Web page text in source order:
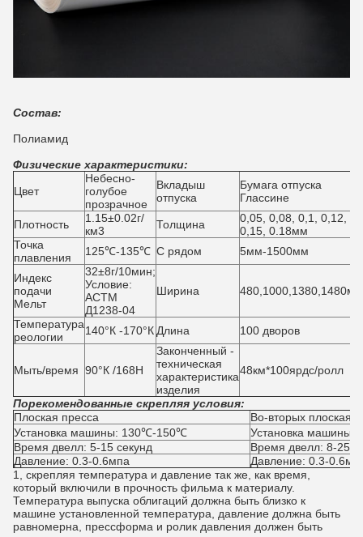
Состав:
Полиамид
Физические характеристики:
Цвет
Небесно-
голубое
прозрачное
Вкладыш
отпуска
Бумага отпуска
Глассине
Плотность
1.15±0.02г/
км3
Толщина
0,05, 0,08, 0,1, 0,12,
0,15, 0.18мм
Точка
плавления
125℃-135℃ С рядом 5мм-1500мм
Индекс
подачи
Мельт
32±8г/10мин;
Условие:
АСТМ
Д1238-04
Ширина 480,1000,1380,1480мм
Температура
реологии
140°К -170°К Длина 100 дворов
Мыть/время 90°К /168H
Законченный -
техническая
характеристика
изделия
48км*100ярдс/ролл
Порекомендованные скрепляя условия:
Плоская пресса
Во-вторых плоская
Установка машины: 130℃-150℃
Установка
Время двелл: 5-15 секунд
Время двелл: 8-
Давление: 0.3-0.6мпа
Давление: 0.3-
1, скрепляя температура и давление так же, как время,
который включили в прочность фильма к материалу.
Температура выпуска облигаций должна быть близко к
машине установленной температура, давление должна быть
равномерна, прессформа и ролик давления должен быть